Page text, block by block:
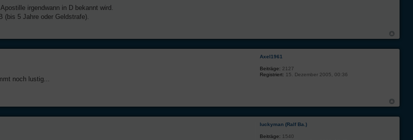
irgendwann in D bekannt wird.
(bis 5 Jahre oder Geldstrafe).
noch lustig...
Axel1961
Beiträge: 2127
Registriert: 15. Dezember 2005, 00:36
luckyman (Ralf Ba.)
Beiträge: 1540